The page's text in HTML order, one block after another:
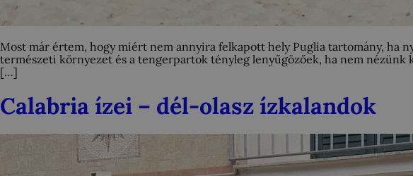
Most már értem, hogy miért nem annyira felkapott hely Puglia tartomány, ha
természeti környezet és a tengerpartok tényleg lenyűgözőek, ha nem
[…]
Calabria ízei – dél-olasz ízkalandok